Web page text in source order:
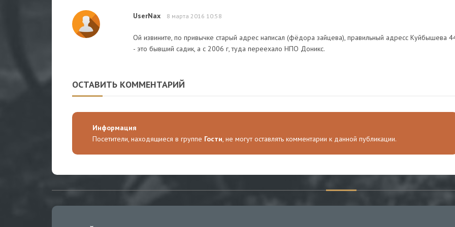
UserNax 8 марта 2016 10:58
Ой извините, по привычке старый адрес написал (фёдора зайцева), правильный адресс Куйбышева
- это бывший садик, а с 2006 г, туда переехало НПО Доникс.
ОСТАВИТЬ КОММЕНТАРИЙ
Информация
Посетители, находящиеся в группе Гости, не могут оставлять комментарии к данной публикации.